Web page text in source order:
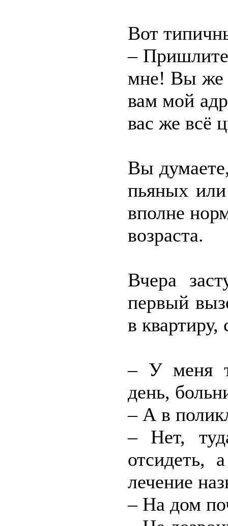
Вот
–
мне! Вы же
вам мой
вас же всё
Вы
пьяных
вполне
возраста.
Вчера
первый
в
– У меня
день,
– А в
– Нет,
отсидеть,
лечение
– На дом